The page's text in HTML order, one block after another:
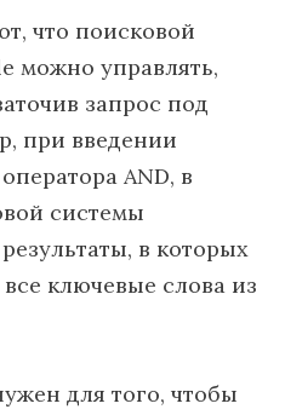
что поисковой
можно управлять,
запрос под
при введении
AND, в
системы
в которых
ключевые слова из
для того, чтобы